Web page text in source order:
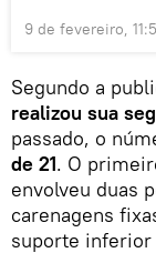
9 de fevereiro,
Segundo a
realizou sua
passado, o
de 21. O
envolveu duas
carenagens
suporte